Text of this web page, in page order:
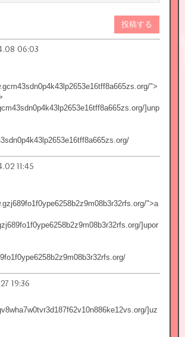
投稿する
06:03
">
]unp
11:45
">a
]upor
19:36
]uz